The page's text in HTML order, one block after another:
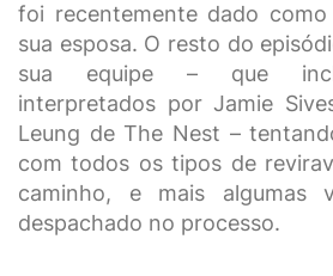
foi recentemente dado
sua esposa. O resto do
sua equipe – que
interpretados por Jamie
Leung de The Nest –
com todos os tipos de
caminho, e mais algumas
despachado no processo.